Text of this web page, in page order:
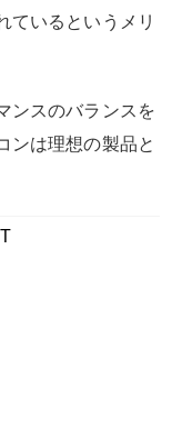
ているというメリ
ンスのバランスを
ンは理想の製品と